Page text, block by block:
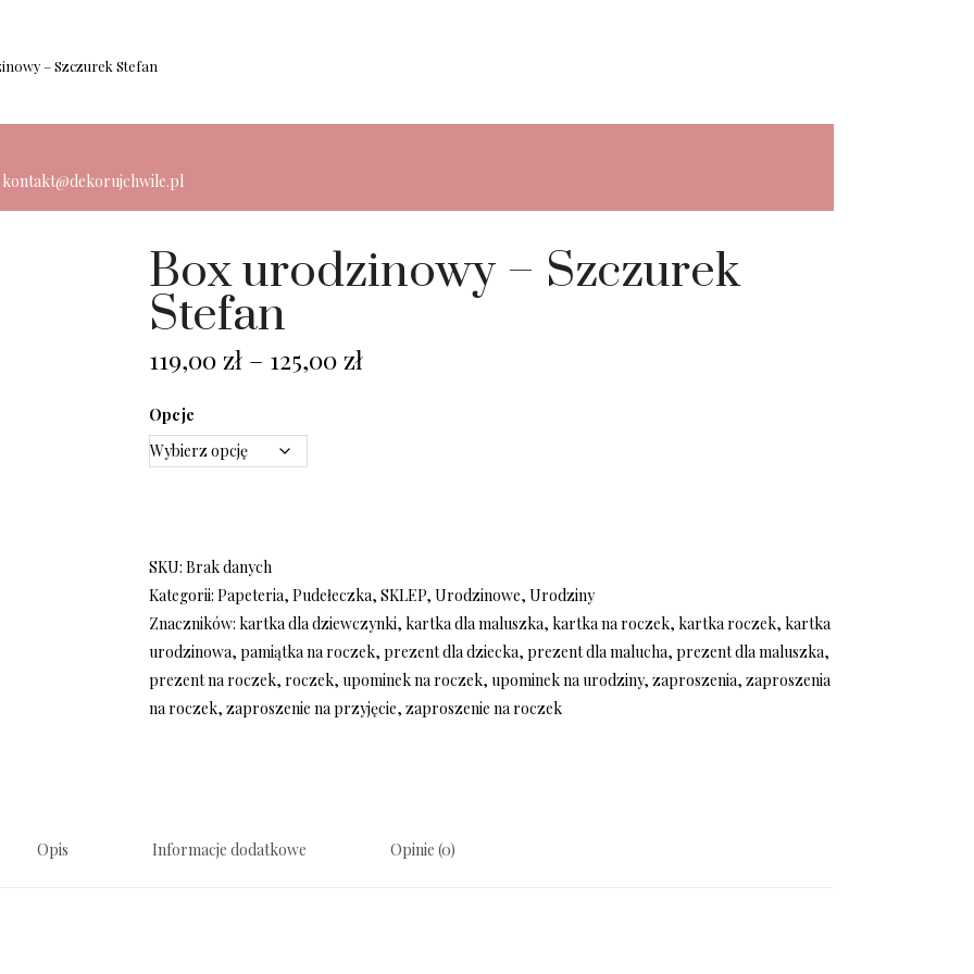
– Szczurek Stefan
kontakt@dekorujchwile.pl
Box urodzinowy – Szczurek
Stefan
119,00zł – 125,00zł
Opcje
SKU:Brak danych
Kategorii:Papeteria,Pudełeczka,SKLEP,Urodzinowe,Urodziny
Znaczników:kartka dla dziewczynki,kartka dla maluszka,kartka na roczek,kartka roczek,kartka
urodzinowa,pamiątka na roczek,prezent dla dziecka,prezent dla malucha,prezent dla maluszka,
prezent na roczek,roczek,upominek na roczek,upominek na urodziny,zaproszenia,zaproszenia
na roczek,zaproszenie na przyjęcie,zaproszenie na roczek
Opis Informacje dodatkowe Opinie (0)